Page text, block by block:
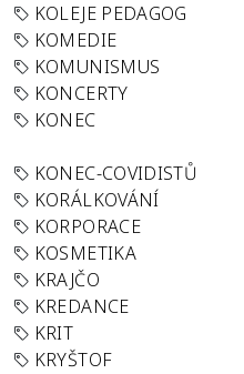
KOLEJE PEDAGOG
KOMEDIE
KOMUNISMUS
KONCERTY
KONEC
KONEC-COVIDISTŮ
KORÁLKOVÁNÍ
KORPORACE
KOSMETIKA
KRAJČO
KREDANCE
KRIT
KRYŠTOF